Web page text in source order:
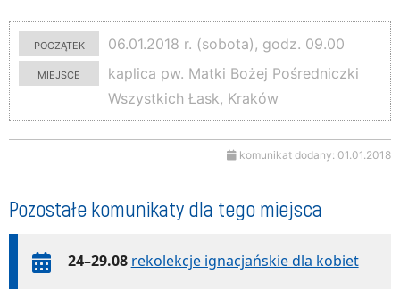
początek
06.01.2018 r. (sobota), godz. 09.00
miejsce
kaplica pw. Matki Bożej Pośredniczki
Wszystkich Łask, Kraków
komunikat dodany: 01.01.2018
Pozostałe komunikaty dla tego miejsca
24–29.08 rekolekcje ignacjańskie dla kobiet